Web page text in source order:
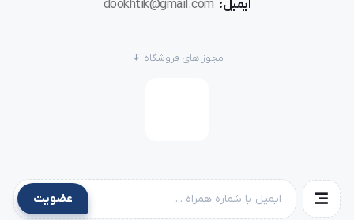
ایمیل: dookhtik@gmail.com
مجوز های فروشگاه
عضویت